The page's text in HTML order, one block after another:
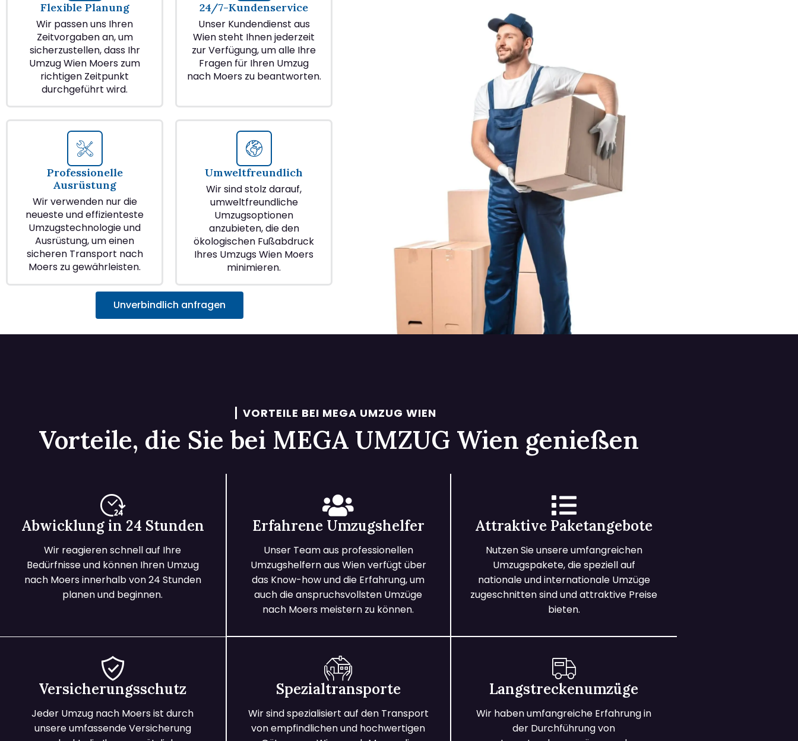
Flexible Planung
Wir passen uns Ihren
Zeitvorgaben an, um
sicherzustellen, dass Ihr
Umzug Wien Moers zum
richtigen Zeitpunkt
durchgeführt wird.
24/7-Kundenservice
Unser Kundendienst aus
Wien steht Ihnen jederzeit
zur Verfügung, um alle Ihre
Fragen für Ihren Umzug
nach Moers zu beantworten.
Professionelle
Ausrüstung
Wir verwenden nur die
neueste und effizienteste
Umzugstechnologie und
Ausrüstung, um einen
sicheren Transport nach
Moers zu gewährleisten.
Umweltfreundlich
Wir sind stolz darauf,
umweltfreundliche
Umzugsoptionen
anzubieten, die den
ökologischen Fußabdruck
Ihres Umzugs Wien Moers
minimieren.
Unverbindlich anfragen
VORTEILE BEI MEGA UMZUG WIEN
Vorteile, die Sie bei MEGA UMZUG Wien genießen
Abwicklung in 24 Stunden
Wir reagieren schnell auf Ihre
Bedürfnisse und können Ihren Umzug
nach Moers innerhalb von 24 Stunden
planen und beginnen.
Erfahrene Umzugshelfer
Unser Team aus professionellen
Umzugshelfern aus Wien verfügt über
das Know-how und die Erfahrung, um
auch die anspruchsvollsten Umzüge
nach Moers meistern zu können.
Attraktive Paketangebote
Nutzen Sie unsere umfangreichen
Umzugspakete, die speziell auf
nationale und internationale Umzüge
zugeschnitten sind und attraktive Preise
bieten.
Versicherungsschutz
Jeder Umzug nach Moers ist durch
unsere umfassende Versicherung
Spezialtransporte
Wir sind spezialisiert auf den Transport
von empfindlichen und hochwertigen
Langstreckenumzüge
Wir haben umfangreiche Erfahrung in
der Durchführung von